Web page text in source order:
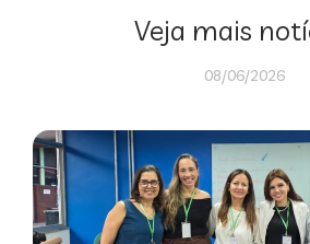
Veja mais
08/06/2026